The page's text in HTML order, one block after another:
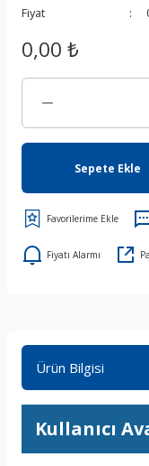
Fiyat
0,00 ₺
Sepete Ekle
Fiyatı Alarmı
Ürün Bilgisi
Kullanıcı